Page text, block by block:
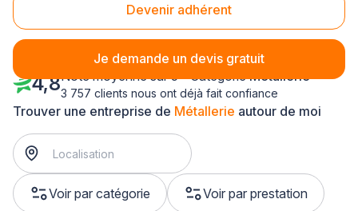
Devenir adhérent
Je demande un devis gratuit
Trouver une entreprise de Métallerie autour de moi
Voir par catégorie Voir par prestation
4,8Note moyenne sur 5 - CatégorieMétallerie
3 757 clients nous ont déjà fait confiance